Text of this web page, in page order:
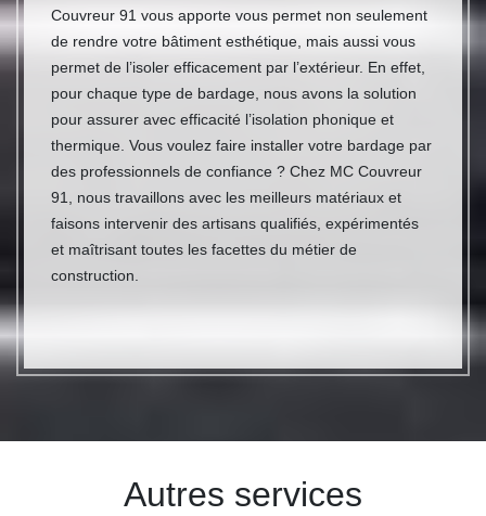
Couvreur 91 vous apporte vous permet non seulement
de rendre votre bâtiment esthétique, mais aussi vous
permet de l’isoler efficacement par l’extérieur. En effet,
pour chaque type de bardage, nous avons la solution
pour assurer avec efficacité l’isolation phonique et
thermique. Vous voulez faire installer votre bardage par
des professionnels de confiance ? Chez MC Couvreur
91, nous travaillons avec les meilleurs matériaux et
faisons intervenir des artisans qualifiés, expérimentés
et maîtrisant toutes les facettes du métier de
construction.
Autres services